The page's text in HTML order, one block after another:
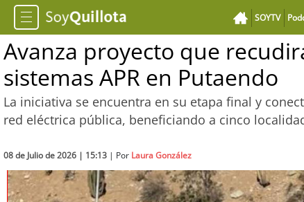
SOYTV
Avanza proyecto que
sistemas APR en Putaendo
La iniciativa se encuentra en su etapa final y
red eléctrica pública, beneficiando a cinco
08 de Julio de 2026 | 15:13 | Por Laura González